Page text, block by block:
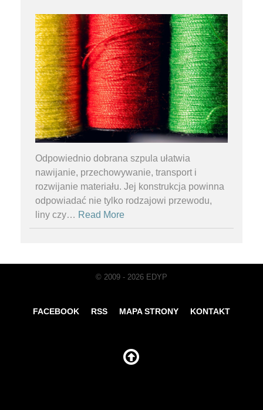
Odpowiednio dobrana szpula ułatwia
nawijanie, przechowywanie, transport i
rozwijanie materiału. Jej konstrukcja powinna
odpowiadać nie tylko rodzajowi przewodu,
liny czy… Read More
© 2009 - 2026 EDYP
FACEBOOK RSS MAPA STRONY KONTAKT